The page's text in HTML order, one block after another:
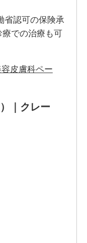
省認可の保険承
での治療も可
皮膚科ペー
｜クレー